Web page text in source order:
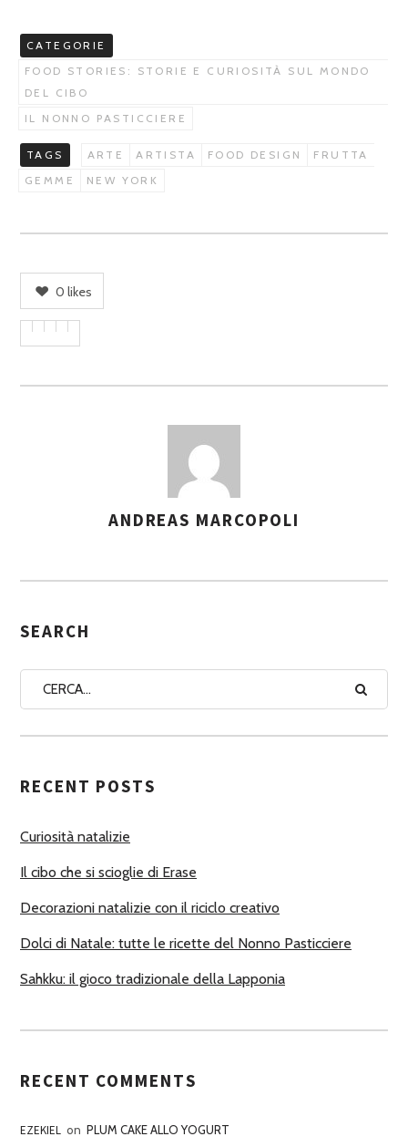
CATEGORIE
FOOD STORIES: STORIE E CURIOSITÀ SUL MONDO
DEL CIBO
IL NONNO PASTICCIERE
TAGS ARTE ARTISTA FOOD DESIGN
FRUTTA
GEMME
NEW YORK
0 likes
S
G
A
U
O
I
ANDREAS MARCOPOLI
SEARCH
RECENT POSTS
Curiosità natalizie
Il cibo che si scioglie di Erase
Decorazioni natalizie con il riciclo creativo
Dolci di Natale: tutte le ricette del Nonno Pasticciere
Sahkku: il gioco tradizionale della Lapponia
RECENT COMMENTS
EZEKIEL on PLUM CAKE ALLO YOGURT